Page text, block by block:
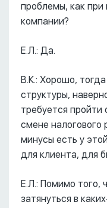
проблемы, как при
компании?
Е.Л.: Да.
В.К.: Хорошо,
структуры,
требуется
смене налогового
минусы есть у
для клиента, для
Е.Л.: Помимо того,
затянуться в